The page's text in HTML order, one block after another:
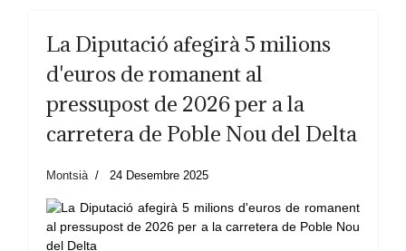
La Diputació afegirà 5 milions
d'euros de romanent al
pressupost de 2026 per a la
carretera de Poble Nou del Delta
Montsià 24 Desembre 2025